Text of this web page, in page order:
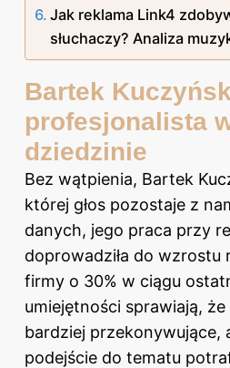
Jak reklama Link4
słuchaczy? Analiza
Bartek
profesjonalista
dziedzinie
Bez wątpienia, Bartek
której głos pozostaje z
danych, jego praca przy
doprowadziła do wzrostu
firmy o 30% w ciągu
umiejętności sprawiają,
bardziej przekonywujące,
podejście do tematu